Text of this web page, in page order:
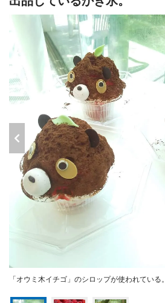
「オウミ木イチゴ」のシロップが使われている。